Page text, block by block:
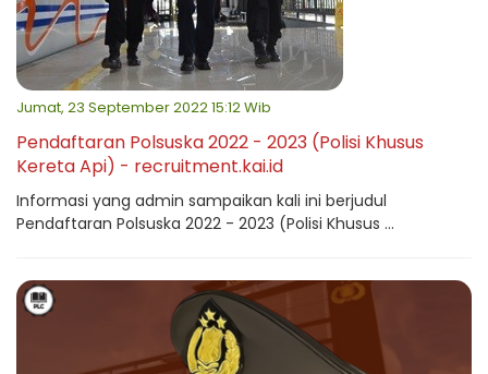
Jumat, 23 September 2022 15:12 Wib
Pendaftaran Polsuska 2022 - 2023 (Polisi Khusus
Kereta Api) - recruitment.kai.id
Informasi yang admin sampaikan kali ini berjudul
Pendaftaran Polsuska 2022 - 2023 (Polisi Khusus ...